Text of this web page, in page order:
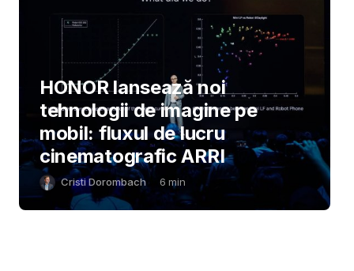
HONOR lansează noi
tehnologii de imagine pe
mobil: fluxul de lucru
cinematografic ARRI
Cristi Dorombach 6 min